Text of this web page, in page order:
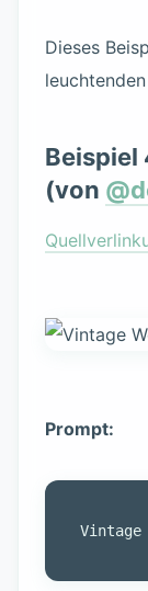
Dieses
Beispiel
(von
Prompt: